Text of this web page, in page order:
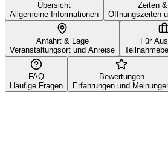
Übersicht
Allgemeine Informationen
Zeiten
Öffnungszeiten
Anfahrt & Lage
Veranstaltungsort und Anreise
Für
FAQ
Häufige Fragen
Bewertungen
Erfahrungen und